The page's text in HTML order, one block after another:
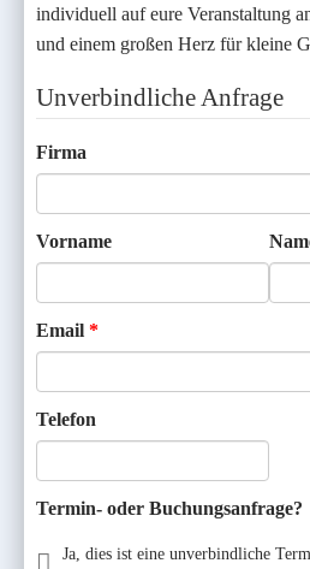
individuell auf eure Veranstaltung
und einem großen Herz für kleine
Unverbindliche Anfrage
Firma
Vorname
Email
Telefon
Termin- oder Buchungsanfrage?
Ja, dies ist eine unverbindliche